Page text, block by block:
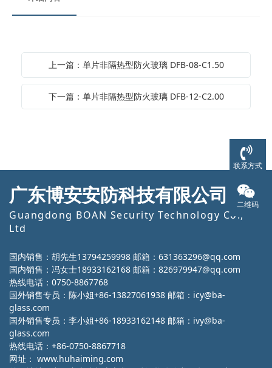
上一篇：单片非隔热型防火玻璃 DFB-08-C1.50
下一篇：单片非隔热型防火玻璃 DFB-12-C2.00
广东博安安防科技有限公司
Guangdong BOAN Security Technology Co.,
Ltd
国内销售：胡先生13794259998 邮箱：631363296@qq.com
国内销售：冯女士18933162168 邮箱：826979947@qq.com
热线电话：0750-8867768
国外销售专员：陈小姐+86-13827061938 邮箱：icy@ba-
glass.com
国外销售专员：李小姐+86-18933162148 邮箱：ivy@ba-
glass.com
热线电话：+86-0750-8867718
网址： www.huhaiming.com
联系方式
二维码